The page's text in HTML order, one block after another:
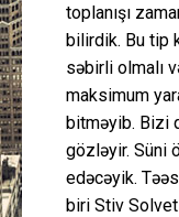
toplanışı
bilirdik. Bu tip
səbirli olmalı
maksimum
bitməyib. Bizi
gözləyir. Süni
edəcəyik.
biri Stiv Solveti